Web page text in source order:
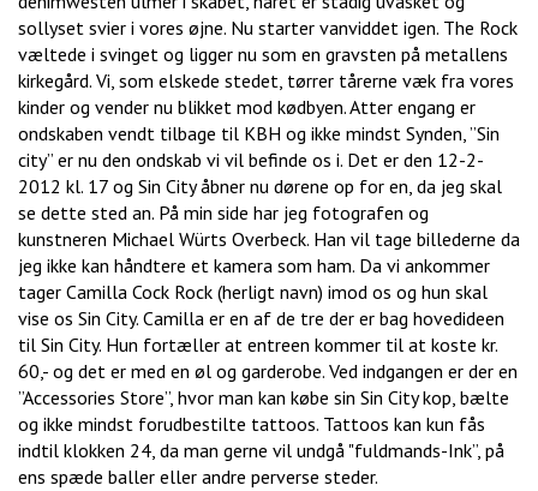
sollyset svier i vores øjne. Nu starter vanviddet igen. The Rock
væltede i svinget og ligger nu som en gravsten på metallens
kirkegård. Vi, som elskede stedet, tørrer tårerne væk fra vores
kinder og vender nu blikket mod kødbyen. Atter engang er
ondskaben vendt tilbage til KBH og ikke mindst Synden, ”Sin
city” er nu den ondskab vi vil befinde os i. Det er den 12-2-
2012 kl. 17 og Sin City åbner nu dørene op for en, da jeg skal
se dette sted an. På min side har jeg fotografen og
kunstneren Michael Würts Overbeck. Han vil tage billederne da
jeg ikke kan håndtere et kamera som ham. Da vi ankommer
tager Camilla Cock Rock (herligt navn) imod os og hun skal
vise os Sin City. Camilla er en af de tre der er bag hovedideen
til Sin City. Hun fortæller at entreen kommer til at koste kr.
60,- og det er med en øl og garderobe. Ved indgangen er der en
”Accessories Store”, hvor man kan købe sin Sin City kop, bælte
og ikke mindst forudbestilte tattoos. Tattoos kan kun fås
indtil klokken 24, da man gerne vil undgå "fuldmands-Ink”, på
ens spæde baller eller andre perverse steder.